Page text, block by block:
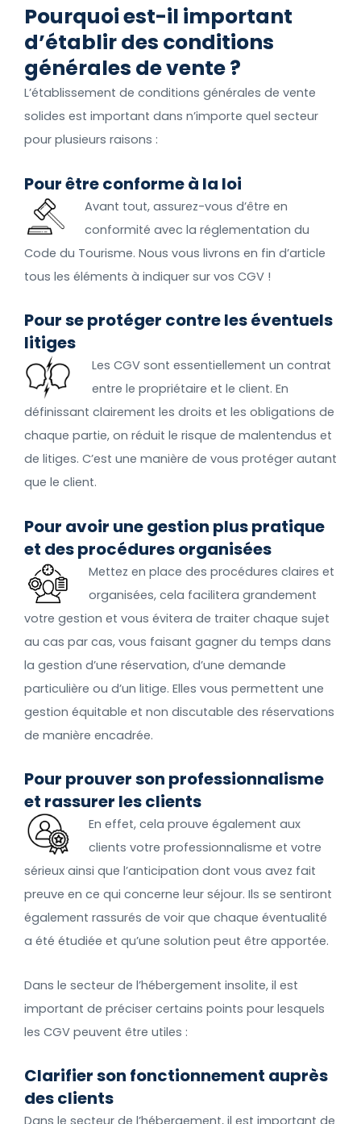
Pourquoi est-il important
d’établir des conditions
générales de vente ?
L’établissement de conditions générales de vente
solides est important dans n’importe quel secteur
pour plusieurs raisons :
Pour être conforme à la loi
Avant tout, assurez-vous d’être en
conformité avec la réglementation du
Code du Tourisme. Nous vous livrons en fin d’article
tous les éléments à indiquer sur vos CGV !
Pour se protéger contre les éventuels
litiges
Les CGV sont essentiellement un contrat
entre le propriétaire et le client. En
définissant clairement les droits et les obligations de
chaque partie, on réduit le risque de malentendus et
de litiges. C’est une manière de vous protéger autant
que le client.
Pour avoir une gestion plus pratique
et des procédures organisées
Mettez en place des procédures claires et
organisées, cela facilitera grandement
votre gestion et vous évitera de traiter chaque sujet
au cas par cas, vous faisant gagner du temps dans
la gestion d’une réservation, d’une demande
particulière ou d’un litige. Elles vous permettent une
gestion équitable et non discutable des réservations
de manière encadrée.
Pour prouver son professionnalisme
et rassurer les clients
En effet, cela prouve également aux
clients votre professionnalisme et votre
sérieux ainsi que l’anticipation dont vous avez fait
preuve en ce qui concerne leur séjour. Ils se sentiront
également rassurés de voir que chaque éventualité
a été étudiée et qu’une solution peut être apportée.
Dans le secteur de l’hébergement insolite, il est
important de préciser certains points pour lesquels
les CGV peuvent être utiles :
Clarifier son fonctionnement auprès
des clients